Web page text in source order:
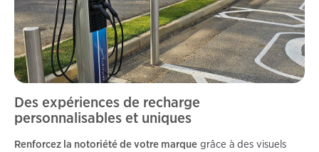
Des expériences de recharge
personnalisables et uniques
Renforcez la notoriété de votre marque grâce à des visuels